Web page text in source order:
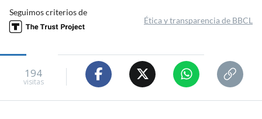
Seguimos criterios de
Ética y transparencia de BBCL
194
visitas